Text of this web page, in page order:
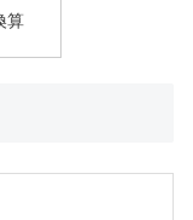
算